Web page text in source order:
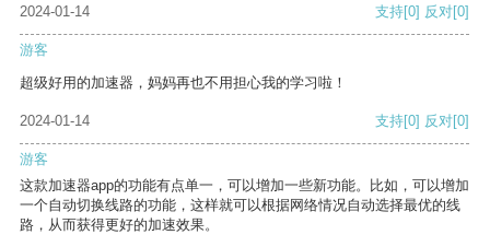
2024-01-14 支持[0] 反对[0]
游客
超级好用的加速器，妈妈再也不用担心我的学习啦！
2024-01-14 支持[0] 反对[0]
游客
这款加速器app的功能有点单一，可以增加一些新功能。比如，可以增加
一个自动切换线路的功能，这样就可以根据网络情况自动选择最优的线
路，从而获得更好的加速效果。